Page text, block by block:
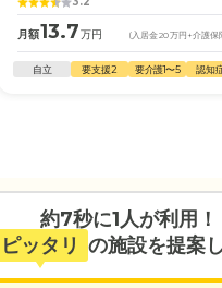
月額13.7万円 (入居金20万円 +介護保
自立 要支援2 要介護1〜5 認知
約7秒に1人が利用！
ピッタリ の施設を提案